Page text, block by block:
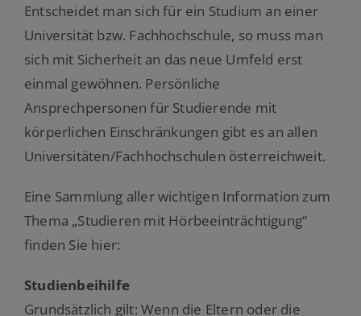
Entscheidet man sich für ein Studium an einer
Universität bzw. Fachhochschule, so muss man
sich mit Sicherheit an das neue Umfeld erst
einmal gewöhnen. Persönliche
Ansprechpersonen für Studierende mit
körperlichen Einschränkungen gibt es an allen
Universitäten/Fachhochschulen österreichweit.
Eine Sammlung aller wichtigen Information zum
Thema „Studieren mit Hörbeeinträchtigung“
finden Sie hier:
Studienbeihilfe
Grundsätzlich gilt: Wenn die Eltern oder die